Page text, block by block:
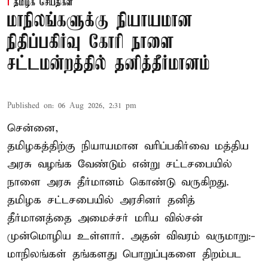
தமிழக செய்திகள்
மாநிலங்களுக்கு நியாயமான
நிதிப்பகிர்வு கோரி நாளை
சட்டமன்றத்தில் தனித்தீர்மானம்
Published on: 06 Aug 2026, 2:31 pm
சென்னை,
தமிழகத்திற்கு நியாயமான வரிப்பகிர்வை மத்திய
அரசு வழங்க வேண்டும் என்று சட்டசபையில்
நாளை அரசு தீர்மானம் கொண்டு வருகிறது.
தமிழக சட்டசபையில் அரசினர் தனித்
தீர்மானத்தை அமைச்சர் மரிய வில்சன்
முன்மொழிய உள்ளார். அதன் விவரம் வருமாறு:-
மாநிலங்கள் தங்களது பொறுப்புகளை திறம்பட